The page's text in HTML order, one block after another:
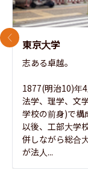
東京大学
志ある卓越。
1877(明治10)年
法学、理学、文
学校の前身)で構
以後、工部大学
併しながら総合
が法人...
前のスライド